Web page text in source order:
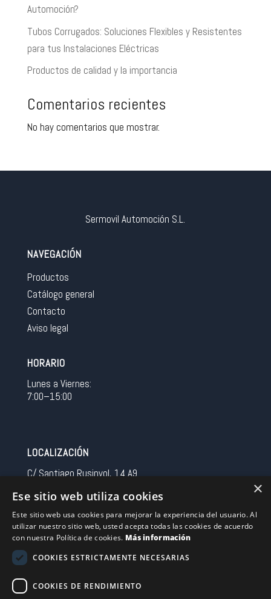
Automoción?
Tubos Corrugados: Soluciones Flexibles y Resistentes
para tus Instalaciones Eléctricas
Productos de calidad y la importancia
Comentarios recientes
No hay comentarios que mostrar.
Sermovil Automoción S.L.
NAVEGACIÓN
Productos
Catálogo general
Contacto
Aviso legal
HORARIO
Lunes a Viernes:
7:00–15:00
LOCALIZACIÓN
C/ Santiago Rusinyol, 14 A9
Spain
CONTACTO
Tel 0034 93 713 37 30
sermovil@sertronic.es
×
Ese sitio web utiliza cookies
Este sitio web usa cookies para mejorar la experiencia del usuario. Al
utilizar nuestro sitio web, usted acepta todas las cookies de acuerdo
con nuestra Política de cookies. Más información
COOKIES ESTRICTAMENTE NECESARIAS
COOKIES DE RENDIMIENTO